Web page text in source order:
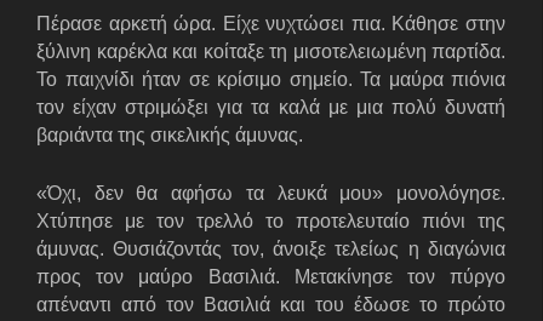
Πέρασε αρκετή ώρα. Είχε νυχτώσει πια. Κάθησε στην
ξύλινη καρέκλα και κοίταξε τη μισοτελειωμένη παρτίδα.
Το παιχνίδι ήταν σε κρίσιμο σημείο. Τα μαύρα πιόνια
τον είχαν στριμώξει για τα καλά με μια πολύ δυνατή
βαριάντα της σικελικής άμυνας.
«Όχι, δεν θα αφήσω τα λευκά μου» μονολόγησε.
Χτύπησε με τον τρελλό το προτελευταίο πιόνι της
άμυνας. Θυσιάζοντάς τον, άνοιξε τελείως η διαγώνια
προς τον μαύρο Βασιλιά. Μετακίνησε τον πύργο
απέναντι από τον Βασιλιά και του έδωσε το πρώτο